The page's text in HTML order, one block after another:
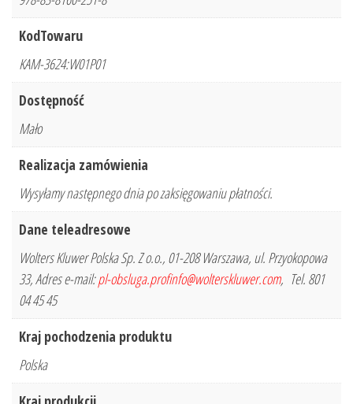
KodTowaru
KAM-3624:W01P01
Dostępność
Mało
Realizacja zamówienia
Wysyłamy następnego dnia po zaksięgowaniu płatności.
Dane teleadresowe
Wolters Kluwer Polska Sp. Z o.o., 01-208 Warszawa, ul. Przyokopowa
33, Adres e-mail:pl-obsluga.profinfo@wolterskluwer.com, Tel. 801
04 45 45
Kraj pochodzenia produktu
Polska